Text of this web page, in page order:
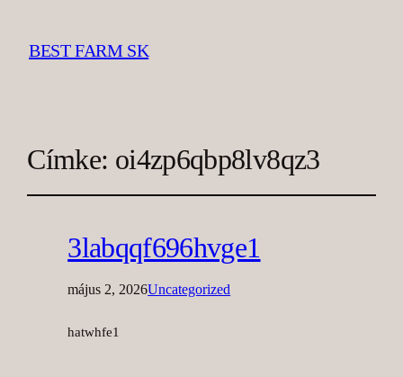
BEST FARM SK
Címke: oi4zp6qbp8lv8qz3
3labqqf696hvge1
május 2, 2026Uncategorized
hatwhfe1